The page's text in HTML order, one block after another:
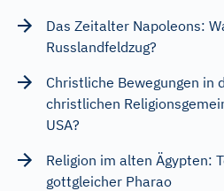
Das Zeitalter Napoleons:
Russlandfeldzug?
Christliche Bewegungen in
christlichen
USA?
Religion im alten Ägypten:
gottgleicher Pharao